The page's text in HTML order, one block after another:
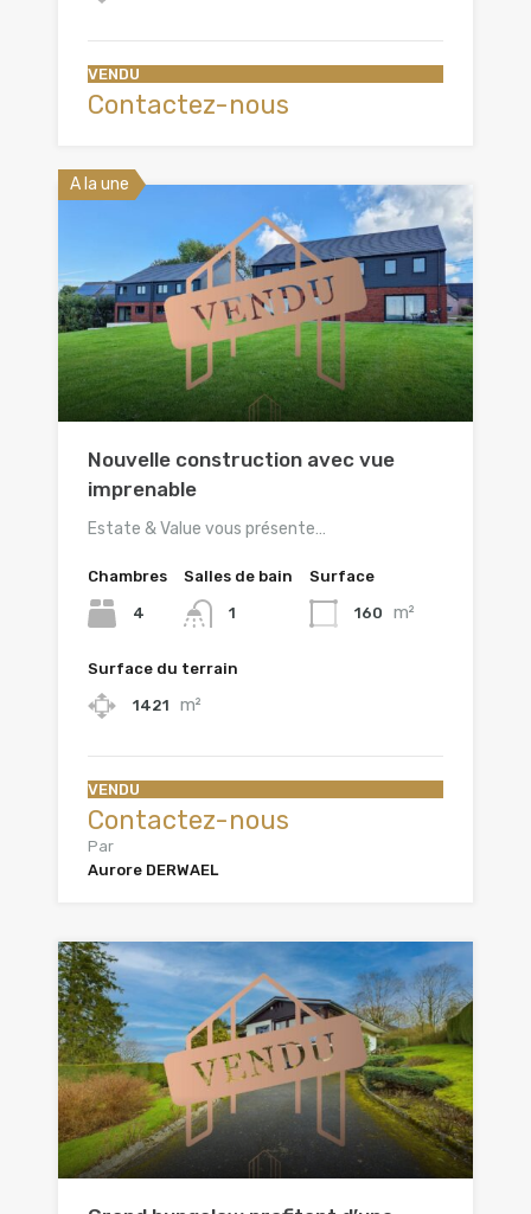
VENDU
Contactez-nous
A la une
Nouvelle construction avec vue
imprenable
Estate & Value vous présente…
Chambres
4
Salles de bain
1
Surface
160 m²
Surface du terrain
1421 m²
VENDU
Contactez-nous
Par
Aurore DERWAEL